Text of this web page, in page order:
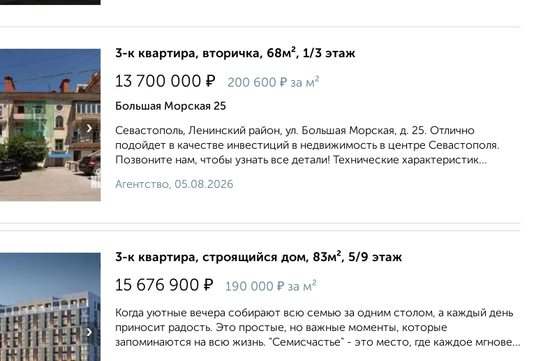
›
3-к квартира, вторичка, 68м², 1/3 этаж
13 700 000 ₽ 200 600 ₽ за м²
Большая Морская 25
Севастополь, Ленинский район, ул. Большая Морская, д. 25. Отлично
подойдет в качестве инвестиций в недвижимость в центре Севастополя.
Позвоните нам, чтобы узнать все детали! Технические характеристик...
Агентство, 05.08.2026
›
3-к квартира, строящийся дом, 83м², 5/9 этаж
15 676 900 ₽ 190 000 ₽ за м²
Когда уютные вечера собирают всю семью за одним столом, а каждый день
приносит радость. Это простые, но важные моменты, которые
запоминаются на всю жизнь. "Семисчастье" - это место, где каждое мгнове...